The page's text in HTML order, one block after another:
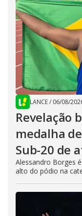
LANCE/ 06/08/
Revelação
medalha
Sub-20 de
Alessandro Borges
alto do pódio na